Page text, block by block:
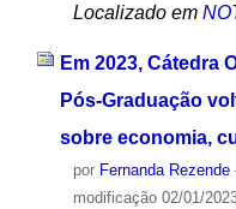
Localizado em
Em 2023, Cátedra
Pós-Graduação
sobre economia,
por Fernanda Rezende
modificação02/01/